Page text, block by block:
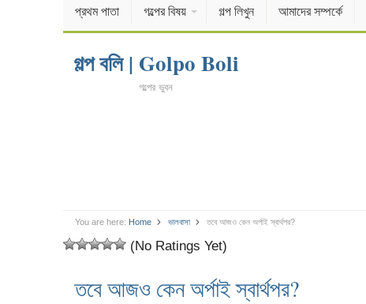
প্রথম পাতা গল্পের বিষয় গল্প লিখুন আমাদের সম্পর্কে
গল্প বলি | Golpo Boli
গল্পের ভুবন
You are here: Home ভালবাসা তবে আজও কেন অর্পাই স্বার্থপর?
(No Ratings Yet)
তবে আজও কেন অর্পাই স্বার্থপর?